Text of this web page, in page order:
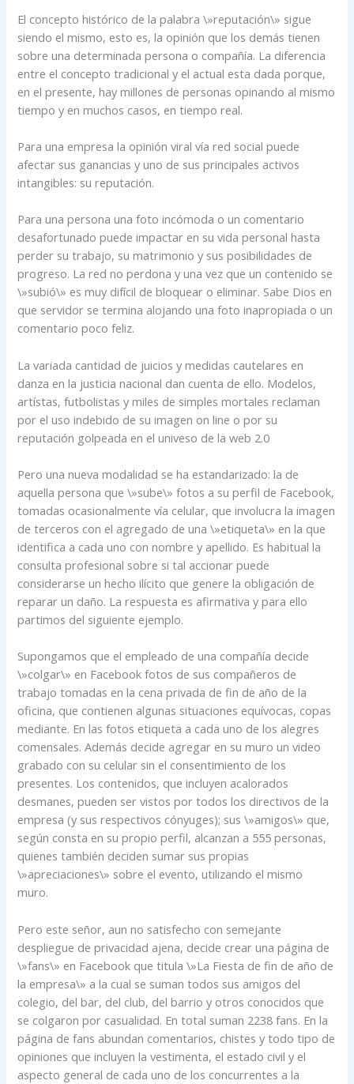
El concepto histórico de la palabra \»reputación\» sigue
siendo el mismo, esto es, la opinión que los demás tienen
sobre una determinada persona o compañía. La diferencia
entre el concepto tradicional y el actual esta dada porque,
en el presente, hay millones de personas opinando al mismo
tiempo y en muchos casos, en tiempo real.
Para una empresa la opinión viral vía red social puede
afectar sus ganancias y uno de sus principales activos
intangibles: su reputación.
Para una persona una foto incómoda o un comentario
desafortunado puede impactar en su vida personal hasta
perder su trabajo, su matrimonio y sus posibilidades de
progreso. La red no perdona y una vez que un contenido se
\»subió\» es muy difícil de bloquear o eliminar. Sabe Dios en
que servidor se termina alojando una foto inapropiada o un
comentario poco feliz.
La variada cantidad de juicios y medidas cautelares en
danza en la justicia nacional dan cuenta de ello. Modelos,
artístas, futbolistas y miles de simples mortales reclaman
por el uso indebido de su imagen on line o por su
reputación golpeada en el univeso de la web 2.0
Pero una nueva modalidad se ha estandarizado: la de
aquella persona que \»sube\» fotos a su perfil de Facebook,
tomadas ocasionalmente vía celular, que involucra la imagen
de terceros con el agregado de una \»etiqueta\» en la que
identifica a cada uno con nombre y apellido. Es habitual la
consulta profesional sobre si tal accionar puede
considerarse un hecho ilícito que genere la obligación de
reparar un daño. La respuesta es afirmativa y para ello
partimos del siguiente ejemplo.
Supongamos que el empleado de una compañía decide
\»colgar\» en Facebook fotos de sus compañeros de
trabajo tomadas en la cena privada de fin de año de la
oficina, que contienen algunas situaciones equívocas, copas
mediante. En las fotos etiqueta a cada uno de los alegres
comensales. Además decide agregar en su muro un video
grabado con su celular sin el consentimiento de los
presentes. Los contenidos, que incluyen acalorados
desmanes, pueden ser vistos por todos los directivos de la
empresa (y sus respectivos cónyuges); sus \»amigos\» que,
según consta en su propio perfil, alcanzan a 555 personas,
quienes también deciden sumar sus propias
\»apreciaciones\» sobre el evento, utilizando el mismo
muro.
Pero este señor, aun no satisfecho con semejante
despliegue de privacidad ajena, decide crear una página de
\»fans\» en Facebook que titula \»La Fiesta de fin de año de
la empresa\» a la cual se suman todos sus amigos del
colegio, del bar, del club, del barrio y otros conocidos que
se colgaron por casualidad. En total suman 2238 fans. En la
página de fans abundan comentarios, chistes y todo tipo de
opiniones que incluyen la vestimenta, el estado civil y el
aspecto general de cada uno de los concurrentes a la